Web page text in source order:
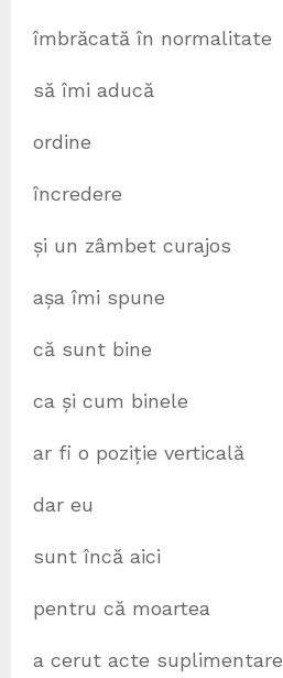
îmbrăcată în normalitate
să îmi aducă
ordine
încredere
și un zâmbet curajos
așa îmi spune
că sunt bine
ca și cum binele
ar fi o poziție verticală
dar eu
sunt încă aici
pentru că moartea
a cerut acte suplimentare